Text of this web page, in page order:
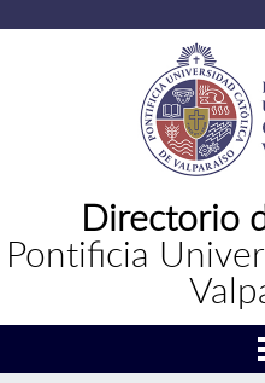
Directorio
Pontificia